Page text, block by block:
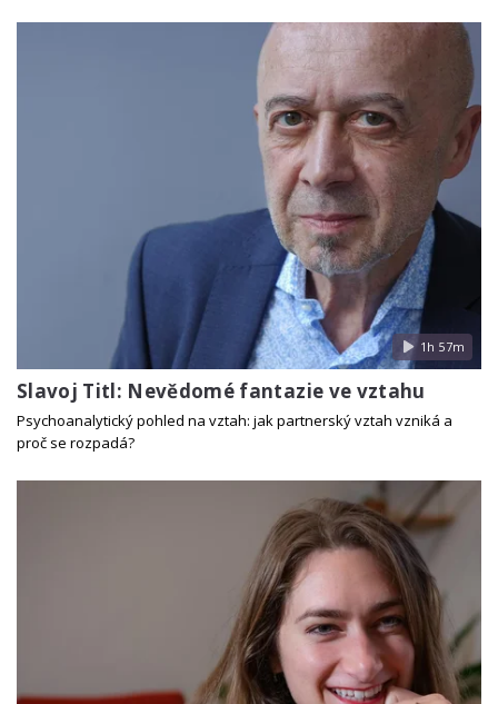
1h 57m
Slavoj Titl: Nevědomé fantazie ve vztahu
Psychoanalytický pohled na vztah: jak partnerský vztah vzniká a
proč se rozpadá?